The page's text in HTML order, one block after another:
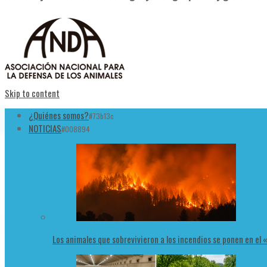
Skip to content
¿Quiénes somos?#73b13c
NOTICIAS#008894
Los animales que sobrevivieron a los incendios se ponen en